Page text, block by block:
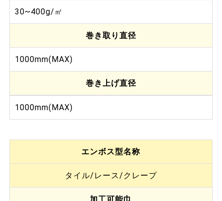
30~400g/㎡
巻き取り直径
1000mm(MAX)
巻き上げ直径
1000mm(MAX)
エンボス型名称
タイル/レース/クレープ